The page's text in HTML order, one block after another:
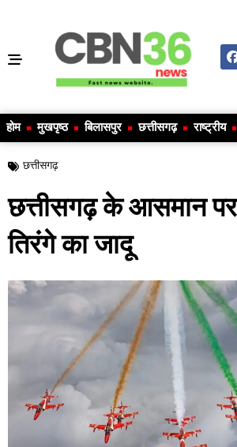
होम मुखपृष्ठ बिलासपुर छत्तीसगढ़ राष्ट्रीय
छत्तीसगढ़
छत्तीसगढ़ के आसमान पर
तिरंगे का जादू